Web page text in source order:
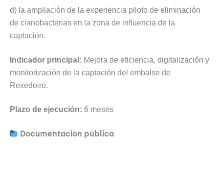
d) la ampliación de la experiencia piloto de eliminación
de cianobacterias en la zona de influencia de la
captación.
Indicador principal: Mejora de eficiencia, digitalización y
monitorización de la captación del embalse de
Rexedoiro.
Plazo de ejecución: 6 meses
Documentación pública